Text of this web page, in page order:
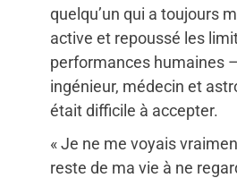
quelqu’un qui a toujours
active et repoussé les
performances humaines
ingénieur, médecin et
était difficile à accepter.
« Je ne me voyais
reste de ma vie à ne